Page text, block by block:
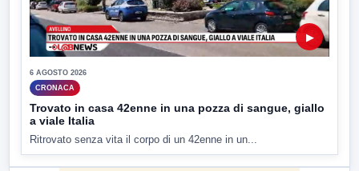
▶
6 AGOSTO 2026
CRONACA
Trovato in casa 42enne in una pozza di sangue, giallo
a viale Italia
Ritrovato senza vita il corpo di un 42enne in un...